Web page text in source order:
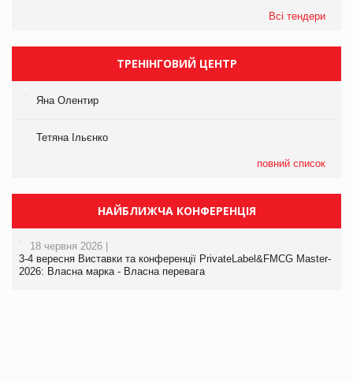
Всі тендери
ТРЕНІНГОВИЙ ЦЕНТР
Яна Олентир
Тетяна Ільєнко
повний список
НАЙБЛИЖЧА КОНФЕРЕНЦІЯ
18 червня 2026 |
3-4 вересня Виставки та конференції PrivateLabel&FMCG Master-
2026: Власна марка - Власна перевага